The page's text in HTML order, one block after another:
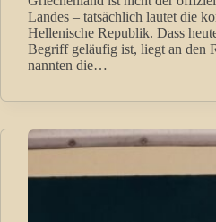
Landes – tatsächlich lautet die
Hellenische Republik. Dass
Begriff geläufig ist, liegt an den
nannten die…